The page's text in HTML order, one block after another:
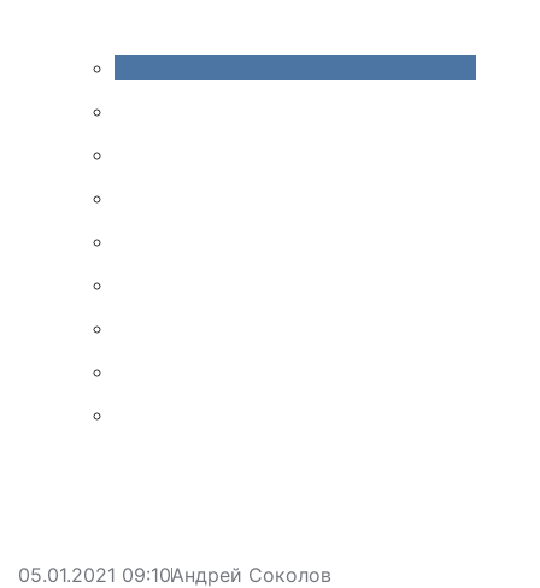
05.01.2021 09:10Андрей Соколов